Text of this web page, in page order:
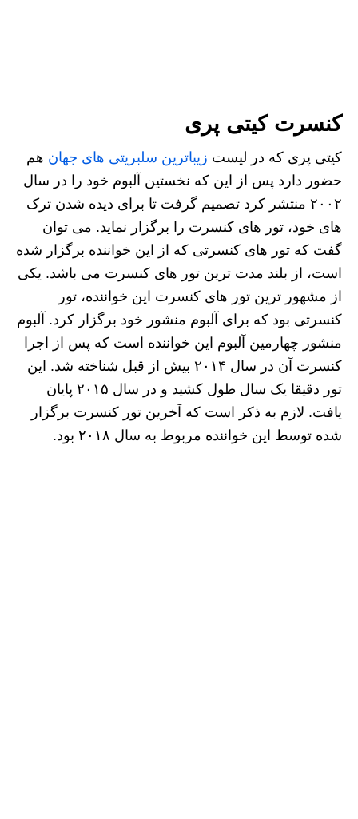
کنسرت کیتی پری
کیتی پری که در لیست زیباترین سلبریتی های جهان هم
حضور دارد پس از این که نخستین آلبوم خود را در سال
۲۰۰۲ منتشر کرد تصمیم گرفت تا برای دیده شدن ترک
های خود، تور های کنسرت را برگزار نماید. می توان
گفت که تور های کنسرتی که از این خواننده برگزار شده
است، از بلند مدت ترین تور های کنسرت می باشد. یکی
از مشهور ترین تور های کنسرت این خواننده، تور
کنسرتی بود که برای آلبوم منشور خود برگزار کرد. آلبوم
منشور چهارمین آلبوم این خواننده است که پس از اجرا
کنسرت آن در سال ۲۰۱۴ بیش از قبل شناخته شد. این
تور دقیقا یک سال طول کشید و در سال ۲۰۱۵ پایان
یافت. لازم به ذکر است که آخرین تور کنسرت برگزار
شده توسط این خواننده مربوط به سال ۲۰۱۸ بود.